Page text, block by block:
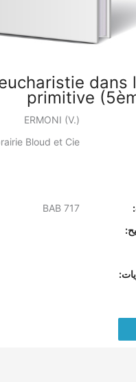
dans
primitive
Librairie Bloud et Cie